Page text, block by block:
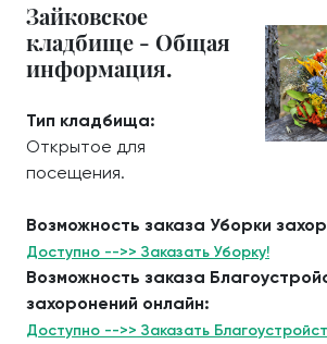
Зайковское
кладбище - Общая
информация.
Тип кладбища:
Открытое для
посещения.
Возможность заказа Уборки
Доступно -->> Заказать Уборку!
Возможность заказа
захоронений онлайн:
Доступно -->> Заказать